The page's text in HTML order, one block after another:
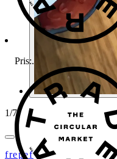
1/7
frepef
Pris:.